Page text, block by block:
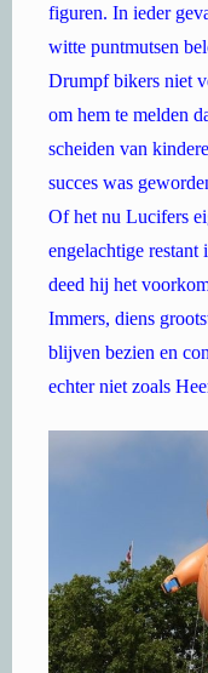
figuren. In ieder
witte puntmutsen
Drumpf bikers niet
om hem te melden
scheiden van
succes was
Of het nu Lucifers
engelachtige
deed hij het
Immers, diens
blijven bezien en
echter niet zoals